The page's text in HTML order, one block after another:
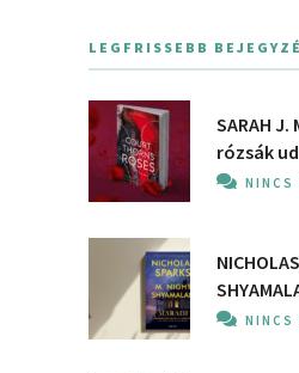
LEGFRISSEBB
SARAH J.
rózsák
NINCS
NINCS